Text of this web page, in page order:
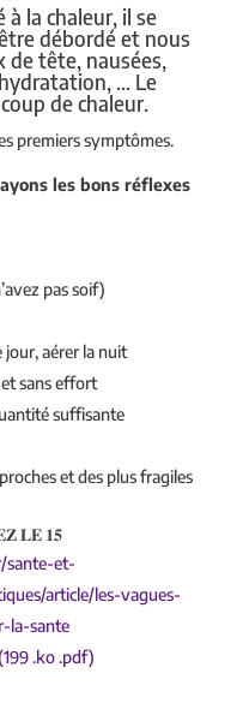
la chaleur, il se
débordé et nous
de tête, nausées,
… Le
de chaleur.
premiers symptômes.
les bons réflexes
pas soif)
jour, aérer la nuit
sans effort
suffisante
et des plus fragiles
𝐋𝐄 𝟏𝟓
sante-et-
article/les-vagues-
la-sante
.ko .pdf)